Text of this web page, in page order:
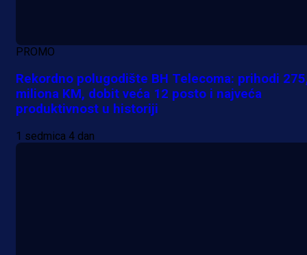
PROMO
Rekordno polugodište BH Telecoma: prihodi
miliona KM, dobit veća 12 posto i najveća
produktivnost u historiji
1 sedmica 4 dan